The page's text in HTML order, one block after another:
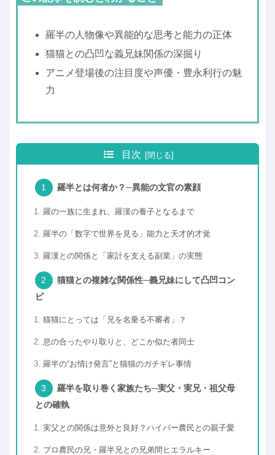
羅半の人物像や異能的な思考と能力の正体
猫猫との凸凹な義兄妹関係の深掘り
アニメ登場後の注目度や声優・豊永利行の魅
力
目次
羅半とは何者か？─異能の文官の素顔
羅の一族に生まれ、羅漢の養子となるまで
羅半の「数字で世界を見る」能力と天才的才覚
羅漢との関係と「家計を支える副業」の実態
猫猫との複雑な関係性─義兄妹にして凸凹コン
ビ
猫猫にとっては「兄を名乗る不審者」？
息の合ったやり取りと、どこか似た者同士
羅半の“お情け発言”と猫猫のガチギレ事情
羅半を取り巻く家族たち─実父・実兄・祖父母
との確執
実父との関係は意外と良好？ハイパー農民との親子愛
プロ農民の兄・羅半兄との兄弟間ヒエラルキー